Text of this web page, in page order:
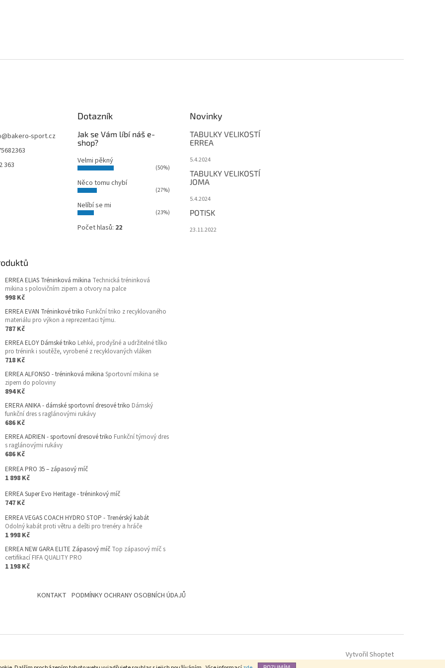
k
s
@bakero-sport.cz
363
Dotazník
Jak se Vám líbí náš e-
shop?
Velmi pěkný
(50%)
Něco tomu chybí
(27%)
Nelíbí se mi
(23%)
Počet hlasů: 22
Novinky
TABULKY VELIKOSTÍ
ERREA
5.4.2024
TABULKY VELIKOSTÍ
JOMA
5.4.2024
POTISK
23.11.2022
ERREA ELIAS Tréninková mikina Technická tréninková
mikina s polovičním zipem a otvory na palce
998 Kč
ERREA EVAN Tréninkové triko Funkční triko z recyklovaného
materiálu pro výkon a reprezentaci týmu.
787 Kč
ERREA ELOY Dámské triko Lehké, prodyšné a udržitelné tílko
pro trénink i soutěže, vyrobené z recyklovaných vláken
718 Kč
ERREA ALFONSO - tréninková mikina Sportovní mikina se
zipem do poloviny
894 Kč
ERERA ANIKA - dámské sportovní dresové triko Dámský
funkční dres s raglánovými rukávy
686 Kč
ERREA ADRIEN - sportovní dresové triko Funkční týmový dres
s raglánovými rukávy
686 Kč
ERREA PRO 35 – zápasový míč
1 898 Kč
ERREA Super Evo Heritage - tréninkový míč
747 Kč
ERREA VEGAS COACH HYDRO STOP - Trenérský kabát
Odolný kabát proti větru a dešti pro trenéry a hráče
1 998 Kč
ERREA NEW GARA ELITE Zápasový míč Top zápasový míč s
certifikací FIFA QUALITY PRO
1 198 Kč
KONTAKT PODMÍNKY OCHRANY OSOBNÍCH ÚDAJŮ
Vytvořil Shoptet